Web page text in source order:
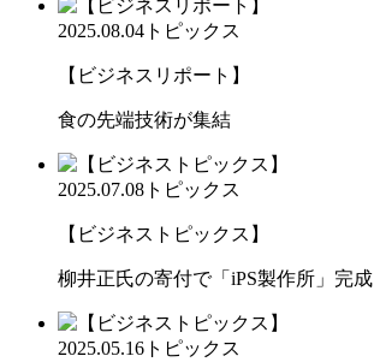
2025.08.04 トピックス
【ビジネスリポート】
食の先端技術が集結
2025.07.08 トピックス
【ビジネストピックス】
柳井正氏の寄付で「iPS製作所」完成
2025.05.16 トピックス